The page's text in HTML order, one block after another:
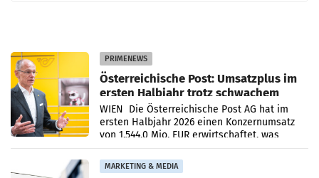
PRIMENEWS
Österreichische Post: Umsatzplus im
ersten Halbjahr trotz schwachem
Briefgeschäft
WIEN Die Österreichische Post AG hat im
ersten Halbjahr 2026 einen Konzernumsatz
von 1.544,0 Mio. EUR erwirtschaftet, was
einem Plus von 3,8 Prozent gegenüber dem
Vergleichszeitraum
MARKETING & MEDIA